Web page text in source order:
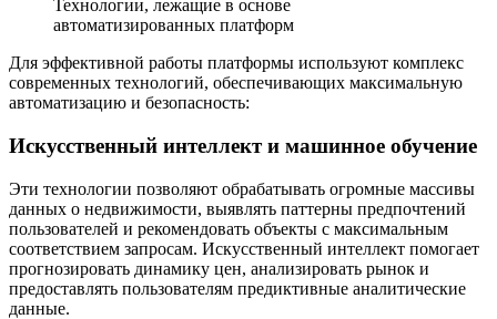
Технологии, лежащие в основе
автоматизированных платформ
Для эффективной работы платформы используют комплекс
современных технологий, обеспечивающих максимальную
автоматизацию и безопасность:
Искусственный интеллект и машинное обучение
Эти технологии позволяют обрабатывать огромные массивы
данных о недвижимости, выявлять паттерны предпочтений
пользователей и рекомендовать объекты с максимальным
соответствием запросам. Искусственный интеллект помогает
прогнозировать динамику цен, анализировать рынок и
предоставлять пользователям предиктивные аналитические
данные.